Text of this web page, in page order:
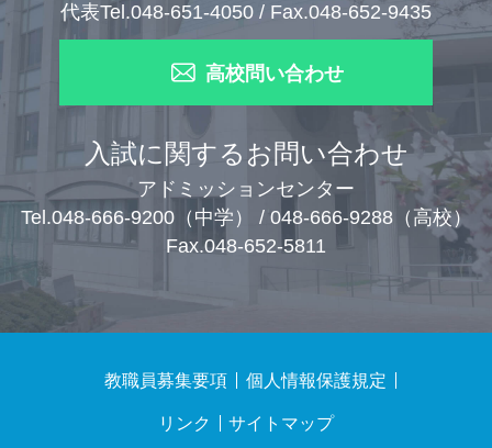
代表Tel.048-651-4050 / Fax.048-652-9435
高校問い合わせ
入試に関するお問い合わせ
アドミッションセンター
Tel.048-666-9200（中学） / 048-666-9288（高校）
Fax.048-652-5811
教職員募集要項 個人情報保護規定
リンク サイトマップ